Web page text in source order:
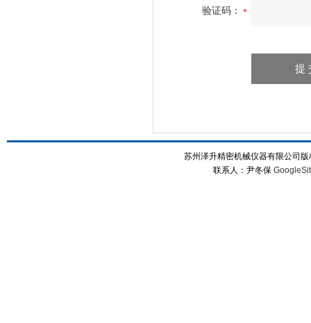
验证码：
苏州泽升精密机械仪器有限公司
联系人：尹冬保